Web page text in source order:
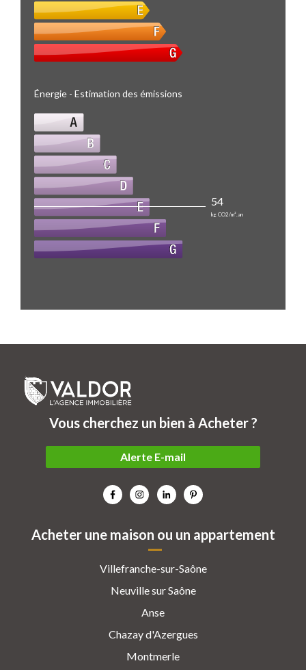
Énergie - Estimation des émissions
54
kg CO2/m².an
Acheter une maison ou un appartement
Villefranche-sur-Saône
Neuville sur Saône
Anse
Chazay d'Azergues
Montmerle
Vous cherchez un bien à Acheter ?
Alerte E-mail